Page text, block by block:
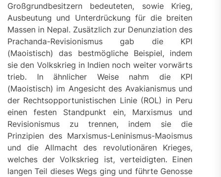
Großgrundbesitzern bedeuteten, sowie Krieg,
Ausbeutung und Unterdrückung für die breiten
Massen in Nepal. Zusätzlich zur Denunziation des
Prachanda-Revisionismus gab die KPI
(Maoistisch) das bestmögliche Beispiel, indem
sie den Volkskrieg in Indien noch weiter vorwärts
trieb. In ähnlicher Weise nahm die KPI
(Maoistisch) im Angesicht des Avakianismus und
der Rechtsopportunistischen Linie (ROL) in Peru
einen festen Standpunkt ein, Marxismus und
Revisionismus zu trennen, indem sie die
Prinzipien des Marxismus-Leninismus-Maoismus
und die Allmacht des revolutionären Krieges,
welches der Volkskrieg ist, verteidigten. Einen
langen Teil dieses Wegs ging und führte Genosse